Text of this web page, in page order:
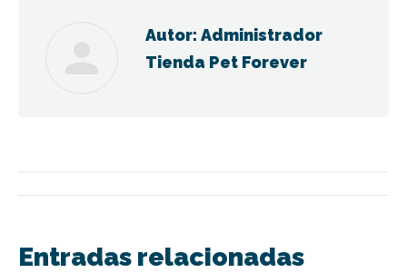
Autor: Administrador
Tienda Pet Forever
Navegación
entre
Entradas relacionadas